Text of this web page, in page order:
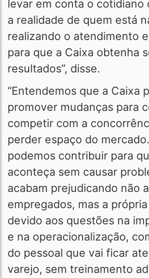
levar em conta o cotidiano
a realidade de quem está
realizando o atendimento
para que a Caixa obtenha
resultados”, disse.
“Entendemos que a Caixa
promover mudanças para
competir com a
perder espaço do
podemos contribuir para
aconteça sem causar
acabam prejudicando não
empregados, mas a
devido aos questões na
e na operacionalização,
do pessoal que vai ficar
varejo, sem treinamento